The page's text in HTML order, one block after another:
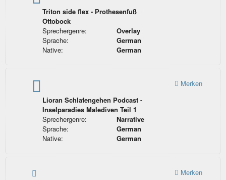
Triton side flex - Prothesenfuß
Ottobock
Sprechergenre:
Overlay
Sprache:
German
Native:
German
Lioran Schlafengehen Podcast -
Inselparadies Malediven Teil 1
Sprechergenre:
Narrative
Sprache:
German
Native:
German
Merken
Merken